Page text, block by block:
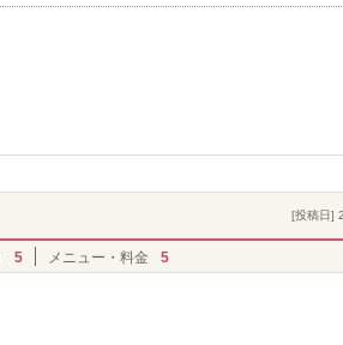
[投稿日]
5 メニュー・料金 5